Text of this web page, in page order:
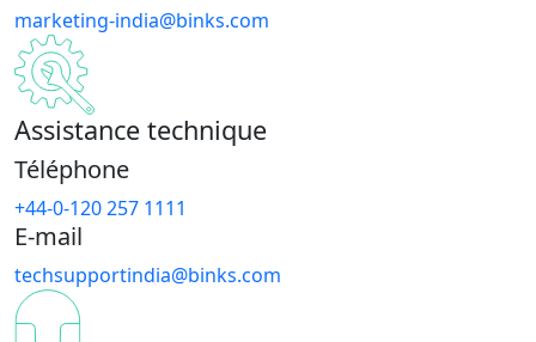
marketing-india@binks.com
Assistance technique
Téléphone
+44-0-120 257 1111
E-mail
techsupportindia@binks.com